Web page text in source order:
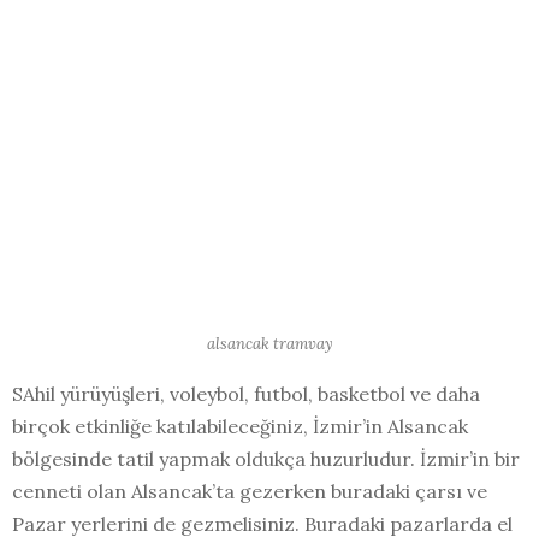
alsancak tramvay
SAhil yürüyüşleri, voleybol, futbol, basketbol ve daha
birçok etkinliğe katılabileceğiniz, İzmir’in Alsancak
bölgesinde tatil yapmak oldukça huzurludur. İzmir’in bir
cenneti olan Alsancak’ta gezerken buradaki çarsı ve
Pazar yerlerini de gezmelisiniz. Buradaki pazarlarda el